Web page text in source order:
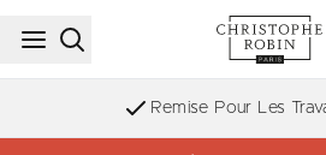
Inscription à la